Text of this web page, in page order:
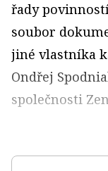
řady
soubor
jiné vlastníka
Ondřej
společnosti